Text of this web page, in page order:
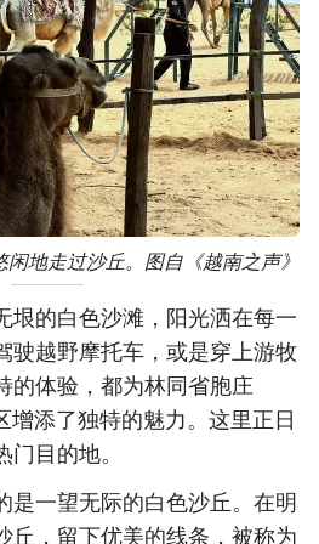
地走过沙丘。图自《越南之声》
的白色沙滩，阳光洒在每一
驶越野摩托车，或是穿上游牧
的体验，都为林同省胞庄
增添了独特的魅力。这里正日
目的地。
是一望无际的白色沙丘。在明
丘，留下优美的线条，被称为